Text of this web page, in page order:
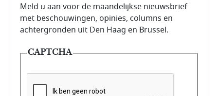
E-mailadres van de abonnee.
Meld u aan voor de maandelijkse nieuwsbrief
met beschouwingen, opinies, columns en
achtergronden uit Den Haag en Brussel.
CAPTCHA